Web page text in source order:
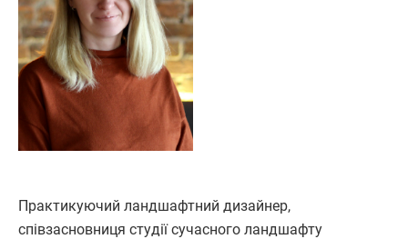
Практикуючий ландшафтний дизайнер,
співзасновниця студії сучасного ландшафту